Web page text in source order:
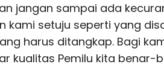
jangan sampai ada
kami setuju seperti yang
harus ditangkap. Bagi
kualitas Pemilu kita benar-